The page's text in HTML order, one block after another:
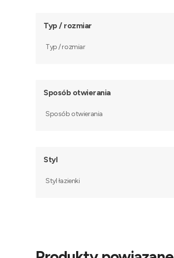
Typ / rozmiar
Typ / rozmiar
Sposób otwierania
Sposób otwierania
Styl
Styl łazienki